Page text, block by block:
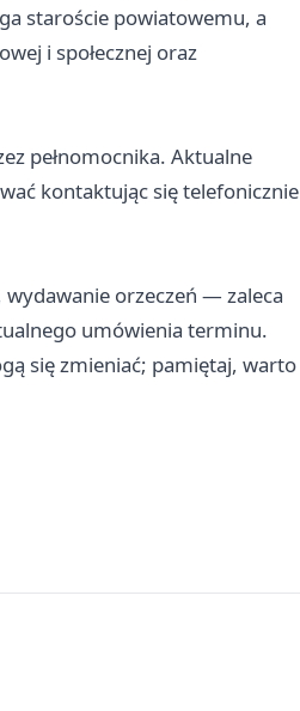
staroście powiatowemu, a
i społecznej oraz
pełnomocnika. Aktualne
kontaktując się telefonicznie
orzeczeń — zaleca
umówienia terminu.
się zmieniać; pamiętaj, warto